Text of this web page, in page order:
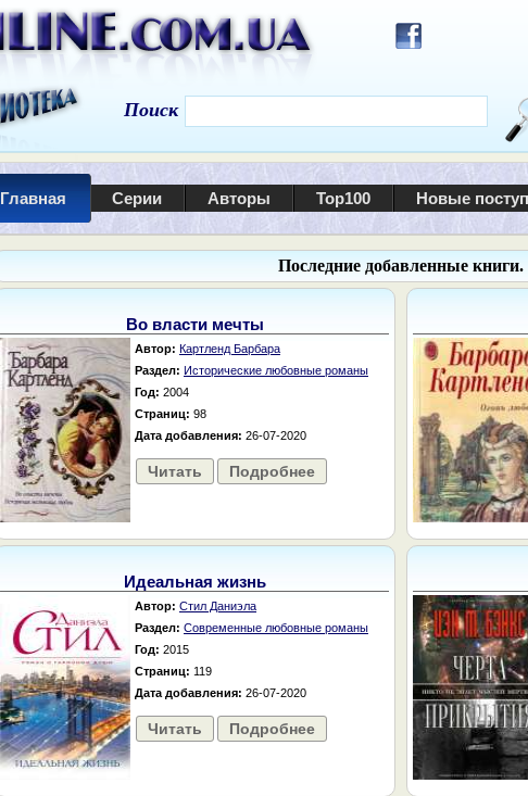
Поиск
Главная Серии Авторы Top100 Новые
Последние добавленные книги.
Во власти мечты
Автор: Картленд Барбара
Раздел: Исторические любовные романы
Год: 2004
Страниц: 98
Дата добавления: 26-07-2020
Читать Подробнее
Идеальная жизнь
Автор: Стил Даниэла
Раздел: Современные любовные романы
Год: 2015
Страниц: 119
Дата добавления: 26-07-2020
Читать Подробнее